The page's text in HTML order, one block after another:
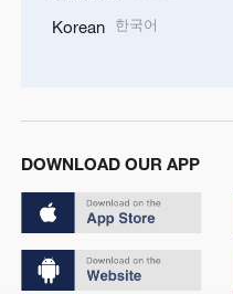
Korean 한국어
DOWNLOAD OUR APP